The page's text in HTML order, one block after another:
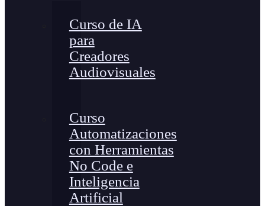
Curso de IA
para
Creadores
Audiovisuales
Curso
Automatizaciones
con Herramientas
No Code e
Inteligencia
Artificial